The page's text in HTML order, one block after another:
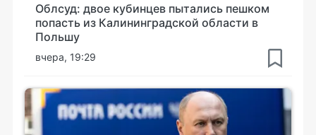
Облсуд: двое кубинцев пытались пешком
попасть из Калининградской области в
Польшу
вчера, 19:29